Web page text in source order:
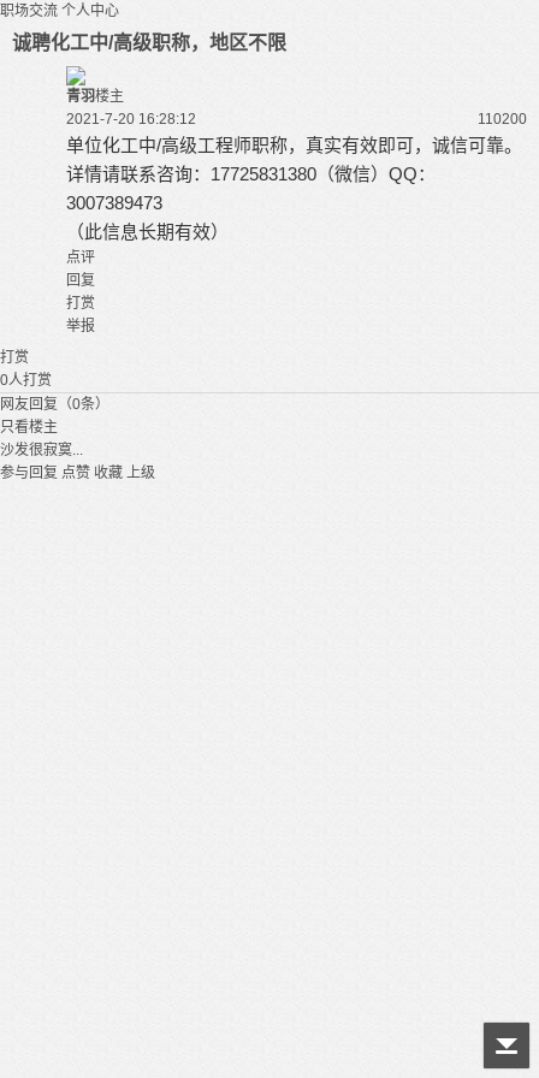
职场交流 个人中心
诚聘化工中/高级职称，地区不限
青羽楼主
2021-7-20 16:28:12
110200
单位化工中/高级工程师职称，真实有效即可，诚信可靠。
详情请联系咨询： 17725831380（微信）QQ：
3007389473
（此信息长期有效）
点评
回复
打赏
举报
打赏
0人打赏
网友回复（0条）
只看楼主
沙发很寂寞...
参与回复 点赞 收藏 上级